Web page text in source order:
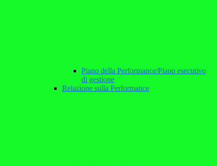
Piano della Performance/Piano esecutivo
di gestione
Relazione sulla Performance